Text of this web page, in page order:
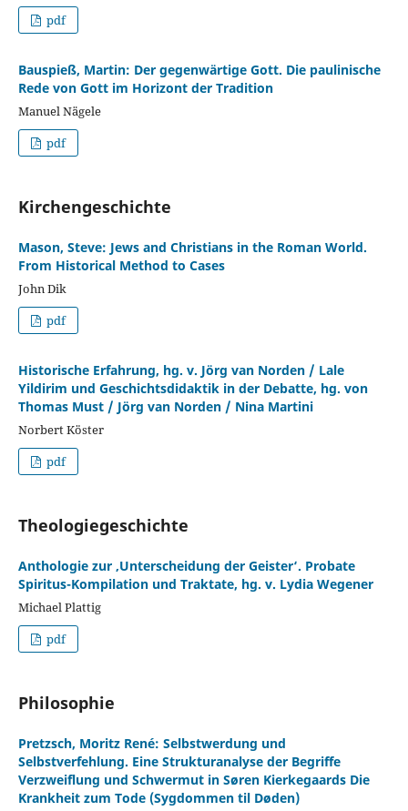
pdf
Bauspieß, Martin: Der gegenwärtige Gott. Die paulinische
Rede von Gott im Horizont der Tradition
Manuel Nägele
pdf
Kirchengeschichte
Mason, Steve: Jews and Christians in the Roman World.
From Historical Method to Cases
John Dik
pdf
Historische Erfahrung, hg. v. Jörg van Norden / Lale
Yildirim und Geschichtsdidaktik in der Debatte, hg. von
Thomas Must / Jörg van Norden / Nina Martini
Norbert Köster
pdf
Theologiegeschichte
Anthologie zur ‚Unterscheidung der Geister‘. Probate
Spiritus-Kompilation und Traktate, hg. v. Lydia Wegener
Michael Plattig
pdf
Philosophie
Pretzsch, Moritz René: Selbstwerdung und
Selbstverfehlung. Eine Strukturanalyse der Begriffe
Verzweiflung und Schwermut in Søren Kierkegaards Die
Krankheit zum Tode (Sygdommen til Døden)